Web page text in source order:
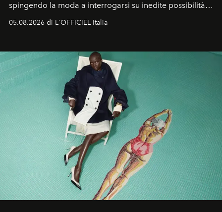
spingendo la moda a interrogarsi su inedite possibilità
formali e a ridefinire il concetto stesso di silhouette.
un’impronta indelebile nella storia della moda.
05.08.2026 di L'OFFICIEL Italia